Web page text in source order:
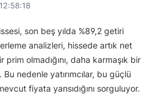
12:58:18
son beş yılda %89,2 getiri
analizleri, hissede artık net
olmadığını, daha karmaşık bir
nedenle yatırımcılar, bu güçlü
fiyata yansıdığını sorguluyor.